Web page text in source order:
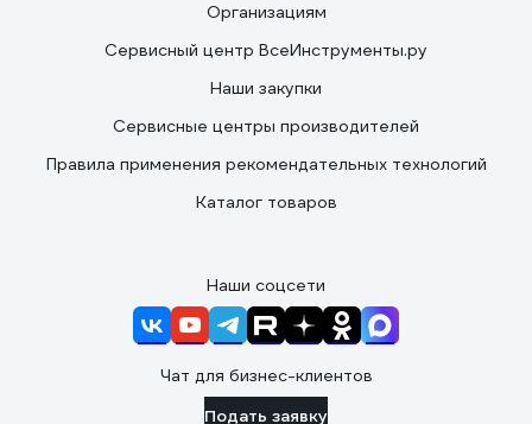
Организациям
Сервисный центр ВсеИнструменты.ру
Наши закупки
Сервисные центры производителей
Правила применения рекомендательных технологий
Каталог товаров
Наши соцсети
Чат для бизнес-клиентов
Подать заявку